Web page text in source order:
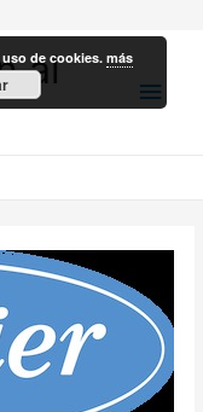
al
de cookies.más